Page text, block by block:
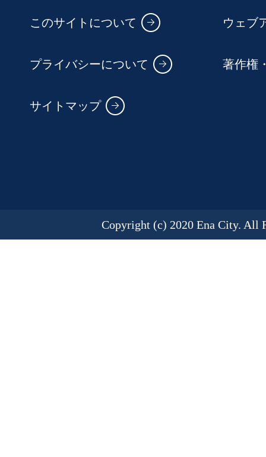
このサイトについて ウェブ
プライバシーについて 著作権
サイトマップ
Copyright (c) 2020 Ena City. All